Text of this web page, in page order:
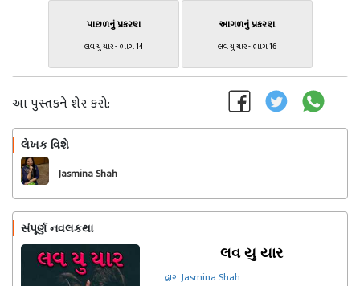
પાછળનું પ્રકરણ
લવ યુ યાર - ભાગ 14
આગળનું પ્રકરણ
લવ યુ યાર - ભાગ 16
આ પુસ્તકને શેર કરો:
લેખક વિશે
Jasmina Shah
સંપૂર્ણ નવલકથા
લવ યુ યાર
દ્વારા Jasmina Shah